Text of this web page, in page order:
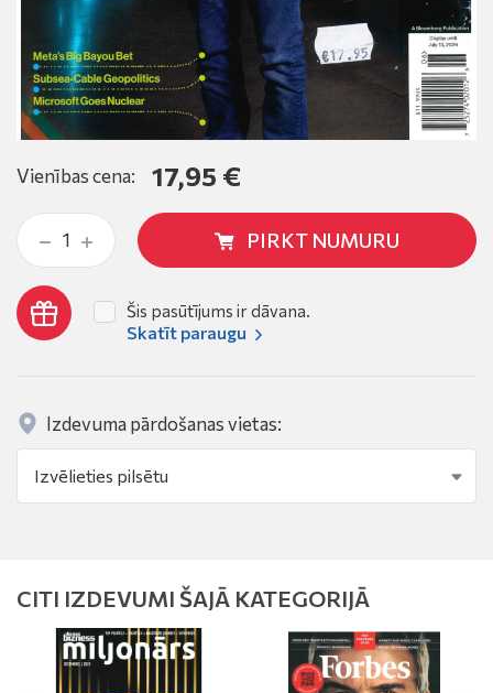
Vienības cena: 17,95 €
PIRKT NUMURU
Šis pasūtījums ir dāvana.
Skatīt paraugu
Izdevuma pārdošanas vietas:
CITI IZDEVUMI ŠAJĀ KATEGORIJĀ